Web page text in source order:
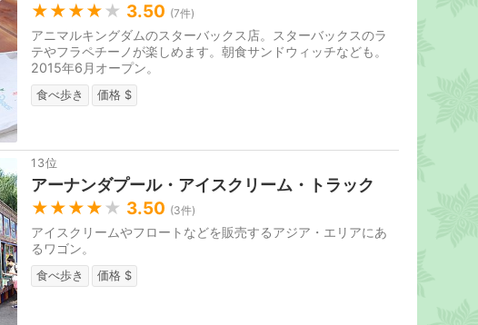
★★★★ ★ 3.50 (7件)
アニマルキングダムのスターバックス店。スターバックスのラ
テやフラペチーノが楽しめます。朝食サンドウィッチなども。
2015年6月オープン。
食べ歩き 価格 $
13位
アーナンダプール・アイスクリーム・トラック
★★★★ ★ 3.50 (3件)
アイスクリームやフロートなどを販売するアジア・エリアにあ
るワゴン。
食べ歩き 価格 $